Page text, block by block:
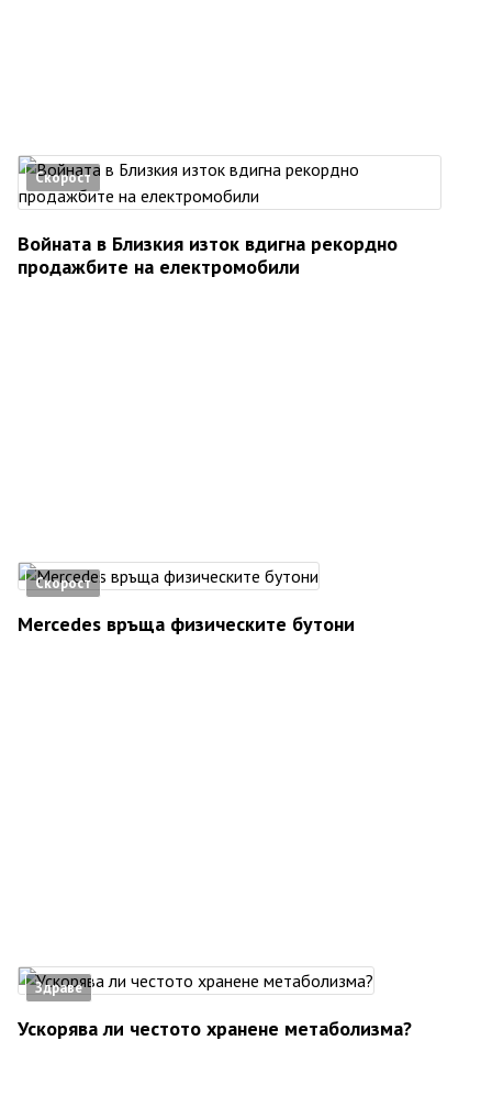
Скорост
Войната в Близкия изток вдигна рекордно
продажбите на електромобили
Скорост
Mercedes връща физическите бутони
Здраве
Ускорява ли честото хранене метаболизма?